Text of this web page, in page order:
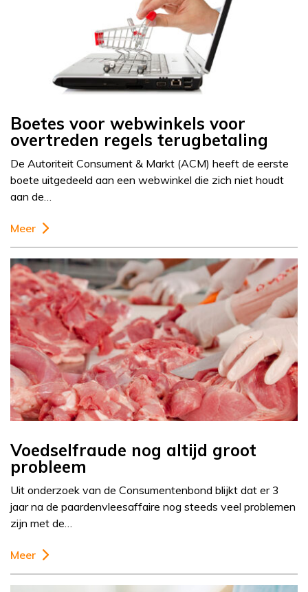
Boetes voor webwinkels voor
overtreden regels terugbetaling
De Autoriteit Consument & Markt (ACM) heeft de eerste
boete uitgedeeld aan een webwinkel die zich niet houdt
aan de…
Meer
Voedselfraude nog altijd groot
probleem
Uit onderzoek van de Consumentenbond blijkt dat er 3
jaar na de paardenvleesaffaire nog steeds veel problemen
zijn met de…
Meer